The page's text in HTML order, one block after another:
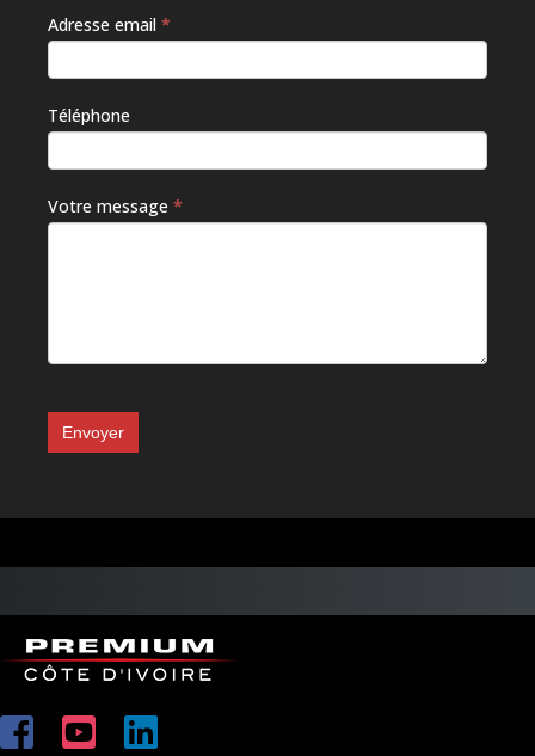
Adresse email *
Téléphone
Votre message *
Envoyer